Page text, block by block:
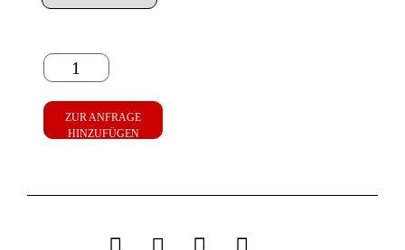
ZUR ANFRAGE
HINZUFÜGEN